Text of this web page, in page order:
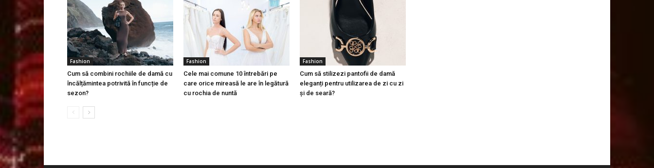
Fashion
Cum să combini rochiile de damă cu
încălțămintea potrivită în funcție de
sezon?
Fashion
Cele mai comune 10 întrebări pe
care orice mireasă le are în legătură
cu rochia de nuntă
Fashion
Cum să stilizezi pantofii de damă
eleganți pentru utilizarea de zi cu zi
și de seară?